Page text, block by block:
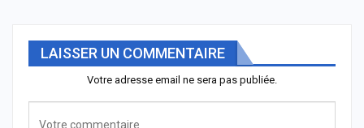
LAISSER UN COMMENTAIRE
Votre adresse email ne sera pas publiée.